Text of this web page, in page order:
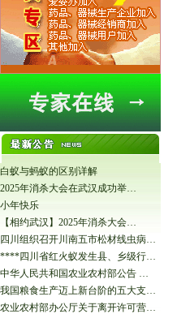
白蚁与蚂蚁的区别详解
2025年消杀大会在武汉成功举…
小年快乐
【相约武汉】2025年消杀大会…
四川组织召开川南五市松材线虫病…
****四川省红火蚁发生县、乡级行…
中华人民共和国农业农村部公告 …
我国粮食生产迈上新台阶的五大支…
农业农村部办公厅关于离开许可营…